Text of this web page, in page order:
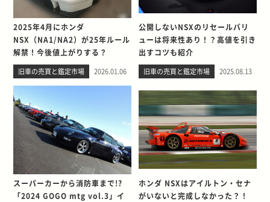
2025年4月にホンダ
NSX（NA1/NA2）が25年ルール
解禁！今後値上がりする？
旧車の売買と鑑定市場 2026.01.06
公開しないNSXのリセールバリ
ューは将来性あり！？高値を引き
出すコツも紹介
旧車の売買と鑑定市場 2025.08.13
スーパーカーから消防車まで!?
「2024 GOGO mtg vol.3」イ
ホンダ NSXはアイルトン・セナ
がいないと完成しなかった？！